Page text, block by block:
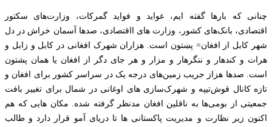
چنانی که بارها گفته ایم، عواید ‌و فواید گمرکات، وزارت‌های سکتور
اقتصادی، بانک‌های کشور، وزارت های ااقتصادی، صدها آسمان خراش در دل
شهر کابل از افغان= پښتون است. هزاران شهرک افغانی در کابل و زابل و
هرات و کندهار و ننگرهار و مزار و هر جای دگر از افغان یا همان پشتون‌
است. صدها هزاز جریب زمین‌های درجه یک در سراسر کشور برای افغان و
تازه کانال قوش‌تیپه و شهرک‌‌سازی های اوغانی در شمال برای تغییر بافت
جمعیتی از بومی‌ها به ناقلین افغان مدنظر گرفته شده. مکان هایی که هم
اکنون زیر نظارت و مدیریت پاکستانی ها تا دریای آمو قرار دارد و طالب